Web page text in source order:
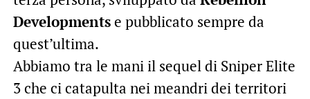
Developmentse pubblicato sempre da
quest’ultima.
Abbiamo tra le mani il sequel di Sniper Elite
3 che ci catapulta nei meandri dei territori